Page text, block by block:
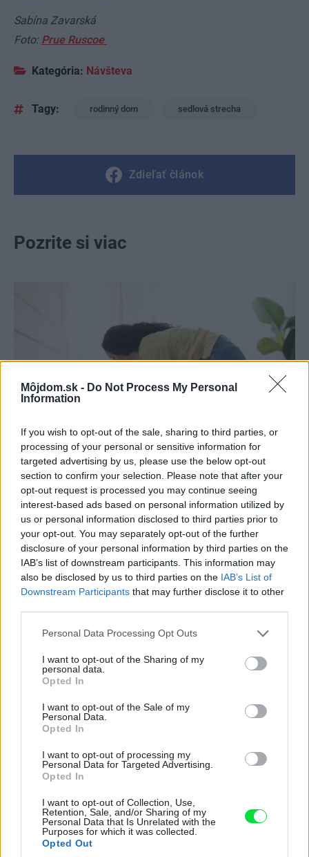
Môjdom.sk - Do Not Process My Personal
Information
If you wish to opt-out of the sale, sharing to third parties, or
processing of your personal or sensitive information for
targeted advertising by us, please use the below opt-out
section to confirm your selection. Please note that after your
opt-out request is processed you may continue seeing
interest-based ads based on personal information utilized by
us or personal information disclosed to third parties prior to
your opt-out. You may separately opt-out of the further
disclosure of your personal information by third parties on the
IAB’s list of downstream participants. This information may
also be disclosed by us to third parties on the IAB’s List of
Downstream Participants that may further disclose it to other
Please note that this website/app uses one or more Google
not limited to your visit or usage behaviour. You may click to
grant or deny consent to Google and its third-party tags to
use your data for below specified purposes in below Google
consent section.
Personal Data Processing Opt Outs
I want to opt-out of the Sharing of my
personal data.
Opted In
I want to opt-out of the Sale of my
Personal Data.
Opted In
I want to opt-out of processing my
Personal Data for Targeted Advertising.
Opted In
I want to opt-out of Collection, Use,
Retention, Sale, and/or Sharing of my
Personal Data that Is Unrelated with the
Purposes for which it was collected.
Opted Out
Sabína Zavarská
Foto: Prue Ruscoe
Kategória: Návšteva
Tagy: rodinný dom sedlová strecha
Zdieľať článok
Pozrite si viac
Pridajte túto surovinu do prania, obliečky
budú hladšie a pevnejšie. Starý trik z
hotelov poznali už naše babičky
Materiály rozhodujú viac, než si myslíte:
Takto dokážu ovplyvniť atmosféru aj dojem
z bývania